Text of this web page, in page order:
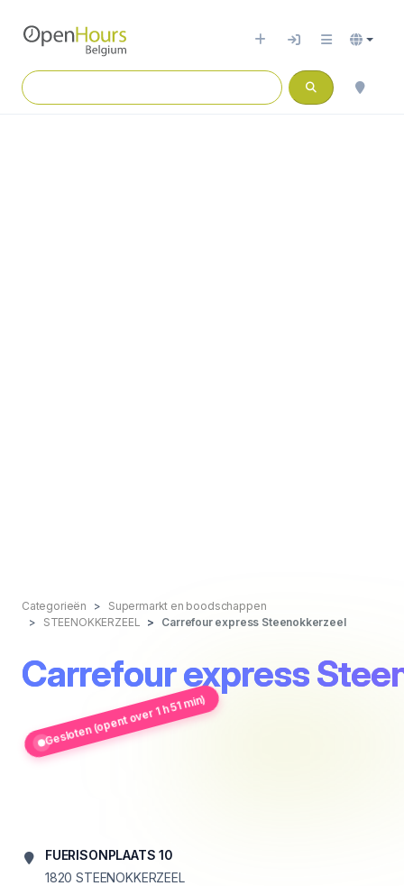
Categorieën
Supermarkt en boodschappen
STEENOKKERZEEL
Carrefour express Steenokkerzeel
Carrefour express
Gesloten (opent over 1 h 51 min)
FUERISONPLAATS 10
1820 STEENOKKERZEEL